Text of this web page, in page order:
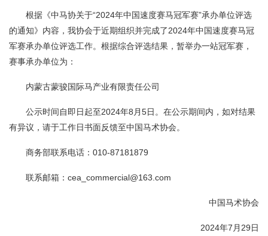
根据《中马协关于“2024年中国速度赛马冠军赛”承办单位评选
的通知》内容，我协会于近期组织并完成了2024年中国速度赛马冠
军赛承办单位评选工作。根据综合评选结果，暂举办一站冠军赛，
赛事承办单位为：
内蒙古蒙骏国际马产业有限责任公司
公示时间自即日起至2024年8月5日。在公示期间内，如对结果
有异议，请于工作日书面反馈至中国马术协会。
商务部联系电话：010-87181879
联系邮箱：cea_commercial@163.com
中国马术协会
2024年7月29日